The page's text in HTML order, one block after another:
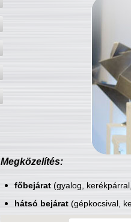
Megközelítés:
főbejárat(gyalog,
hátsó bejárat(gépkocsival,